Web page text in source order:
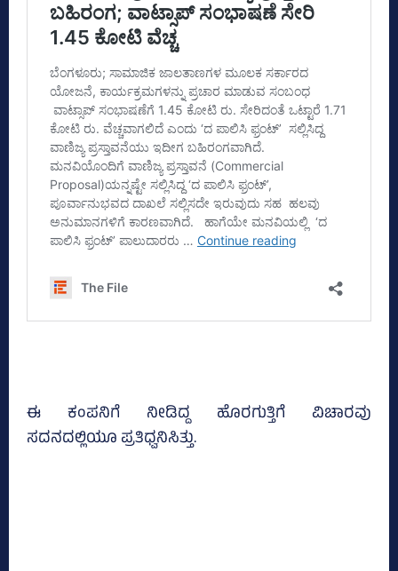
ಈ ಕಂಪನಿಗೆ ನೀಡಿದ್ದ ಹೊರಗುತ್ತಿಗೆ ವಿಚಾರವು
ಸದನದಲ್ಲಿಯೂ ಪ್ರತಿಧ್ವನಿಸಿತ್ತು.